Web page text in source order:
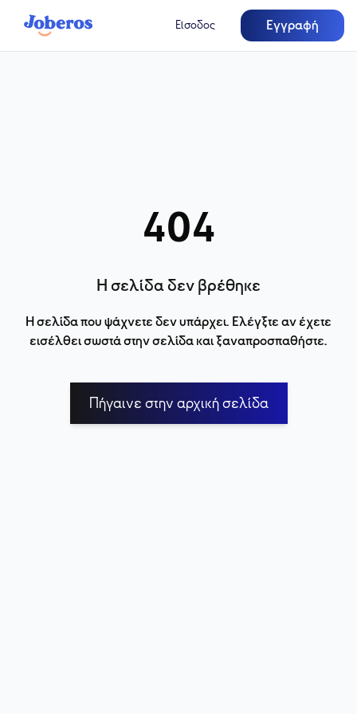
Είσοδος Εγγραφή
404
Η σελίδα δεν βρέθηκε
Η σελίδα που ψάχνετε δεν υπάρχει. Ελέγξτε αν έχετε
εισέλθει σωστά στην σελίδα και ξαναπροσπαθήστε.
Πήγαινε στην αρχική σελίδα